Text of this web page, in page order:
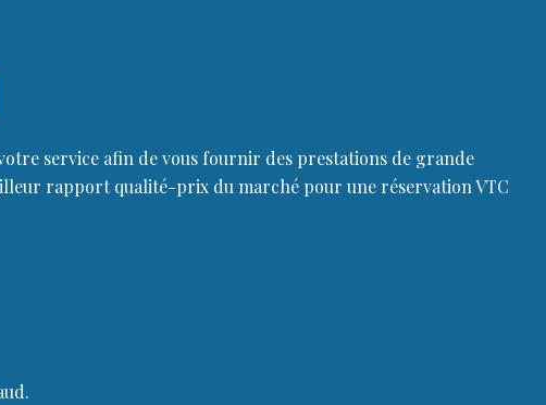
service afin de vous fournir des prestations de grande
rapport qualité-prix du marché pour une réservation VTC